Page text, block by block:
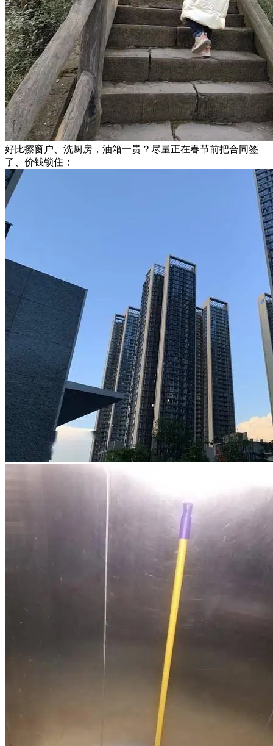
好比擦窗户、洗厨房，油箱一贵？尽量正在春节前把合同签
了、价钱锁住；